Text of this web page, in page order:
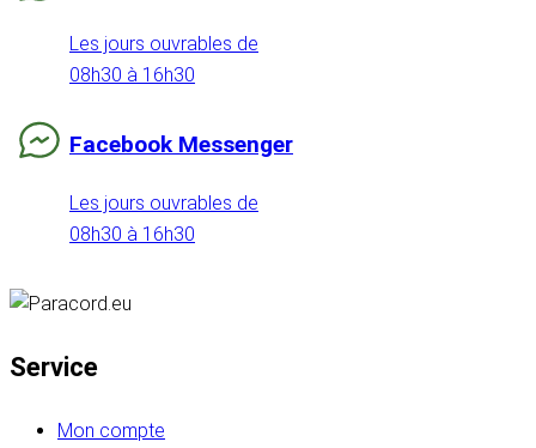
Les jours ouvrables de
08h30 à 16h30
Facebook Messenger
Les jours ouvrables de
08h30 à 16h30
Service
Mon compte